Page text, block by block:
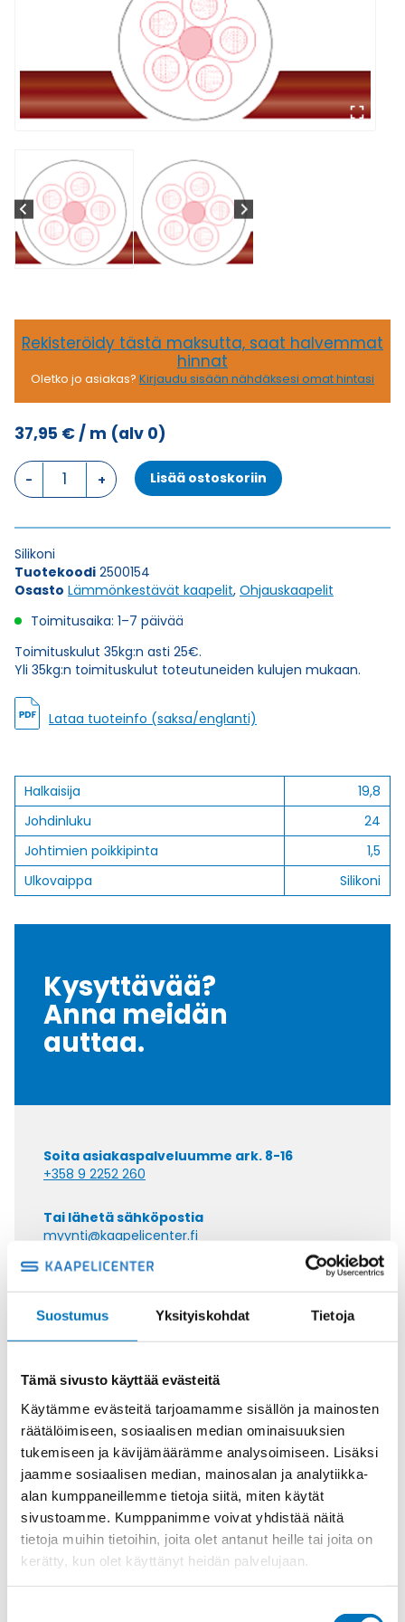
Suostumus Yksityiskohdat Tietoja
Tämä sivusto käyttää evästeitä
Käytämme evästeitä tarjoamamme sisällön ja mainosten
räätälöimiseen, sosiaalisen median ominaisuuksien
tukemiseen ja kävijämäärämme analysoimiseen. Lisäksi
jaamme sosiaalisen median, mainosalan ja analytiikka-
alan kumppaneillemme tietoja siitä, miten käytät
sivustoamme. Kumppanimme voivat yhdistää näitä
tietoja muihin tietoihin, joita olet antanut heille tai joita on
kerätty, kun olet käyttänyt heidän palvelujaan.
Rekisteröidy tästä maksutta, saat halvemmat
hinnat
Oletko jo asiakas? Kirjaudu sisään nähdäksesi omat hintasi
37,95 €/ m (alv 0)
Ohjauskaapeli
SIHF-
24G1,5
Lisää ostoskoriin
Silikoni
Tuotekoodi 2500154
Osasto Lämmönkestävät kaapelit, Ohjauskaapelit
Toimitusaika: 1–7 päivää
Toimituskulut 35kg:n asti 25€.
Yli 35kg:n toimituskulut toteutuneiden kulujen mukaan.
Lataa tuoteinfo (saksa/englanti)
Halkaisija
19,8
Johdinluku
24
Johtimien poikkipinta
1,5
Ulkovaippa
Silikoni
Kysyttävää?
Anna meidän
auttaa.
Soita asiakaspalveluumme ark. 8-16
+358 9 2252 260
Tai lähetä sähköpostia
myynti@kaapelicenter.fi
Saman kaapelin eri versiot
Ohjauskaapeli SIHF-JB 4G25
Ohjauskaapeli SIHF-JZ 7G4